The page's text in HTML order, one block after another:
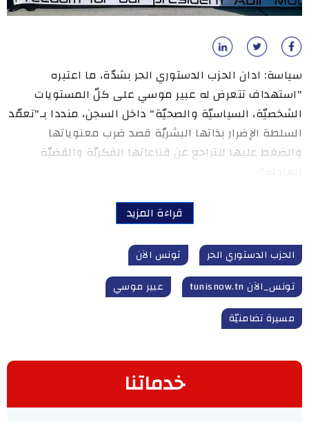
سياسة: ادان الحزب الدستوري الحر بشدّة، ما اعتبره
"استهداف تتعرض له عبير موسي على كلّ المستويات
الشخصيّة، السياسيّة والصحيّة" داخل السجن، منددا بـ"تعمّد
السلطة الإضرار بذاتها البشريّة قصد ضرب معنوياتها
والضغط عليها للتراجع عن قناعاتها الفكريّة والقضيّة
قراءة المزيد
الحزب الدستوري الحر
تونس الآن
تونس_الآن tunisnow.tn
عبير موسي
مسيرة تضامنيّة
خدماتنا